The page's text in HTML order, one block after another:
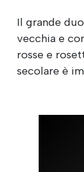
Il grande
vecchia e
rosse e
secolare è